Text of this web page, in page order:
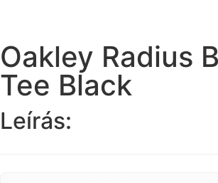
Oakley Radius
Tee Black
Leírás: